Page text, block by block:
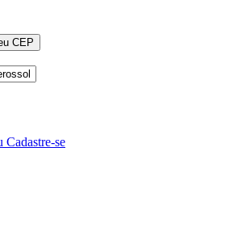
CEP
Cadastre-se